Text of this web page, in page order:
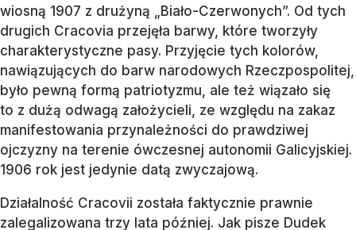
wiosną 1907 z drużyną „Biało-Czerwonych”. Od tych
drugich Cracovia przejęła barwy, które tworzyły
charakterystyczne pasy. Przyjęcie tych kolorów,
nawiązujących do barw narodowych Rzeczpospolitej,
było pewną formą patriotyzmu, ale też wiązało się
to z dużą odwagą założycieli, ze względu na zakaz
manifestowania przynależności do prawdziwej
ojczyzny na terenie ówczesnej autonomii Galicyjskiej.
1906 rok jest jedynie datą zwyczajową.
Działalność Cracovii została faktycznie prawnie
zalegalizowana trzy lata później. Jak pisze Dudek